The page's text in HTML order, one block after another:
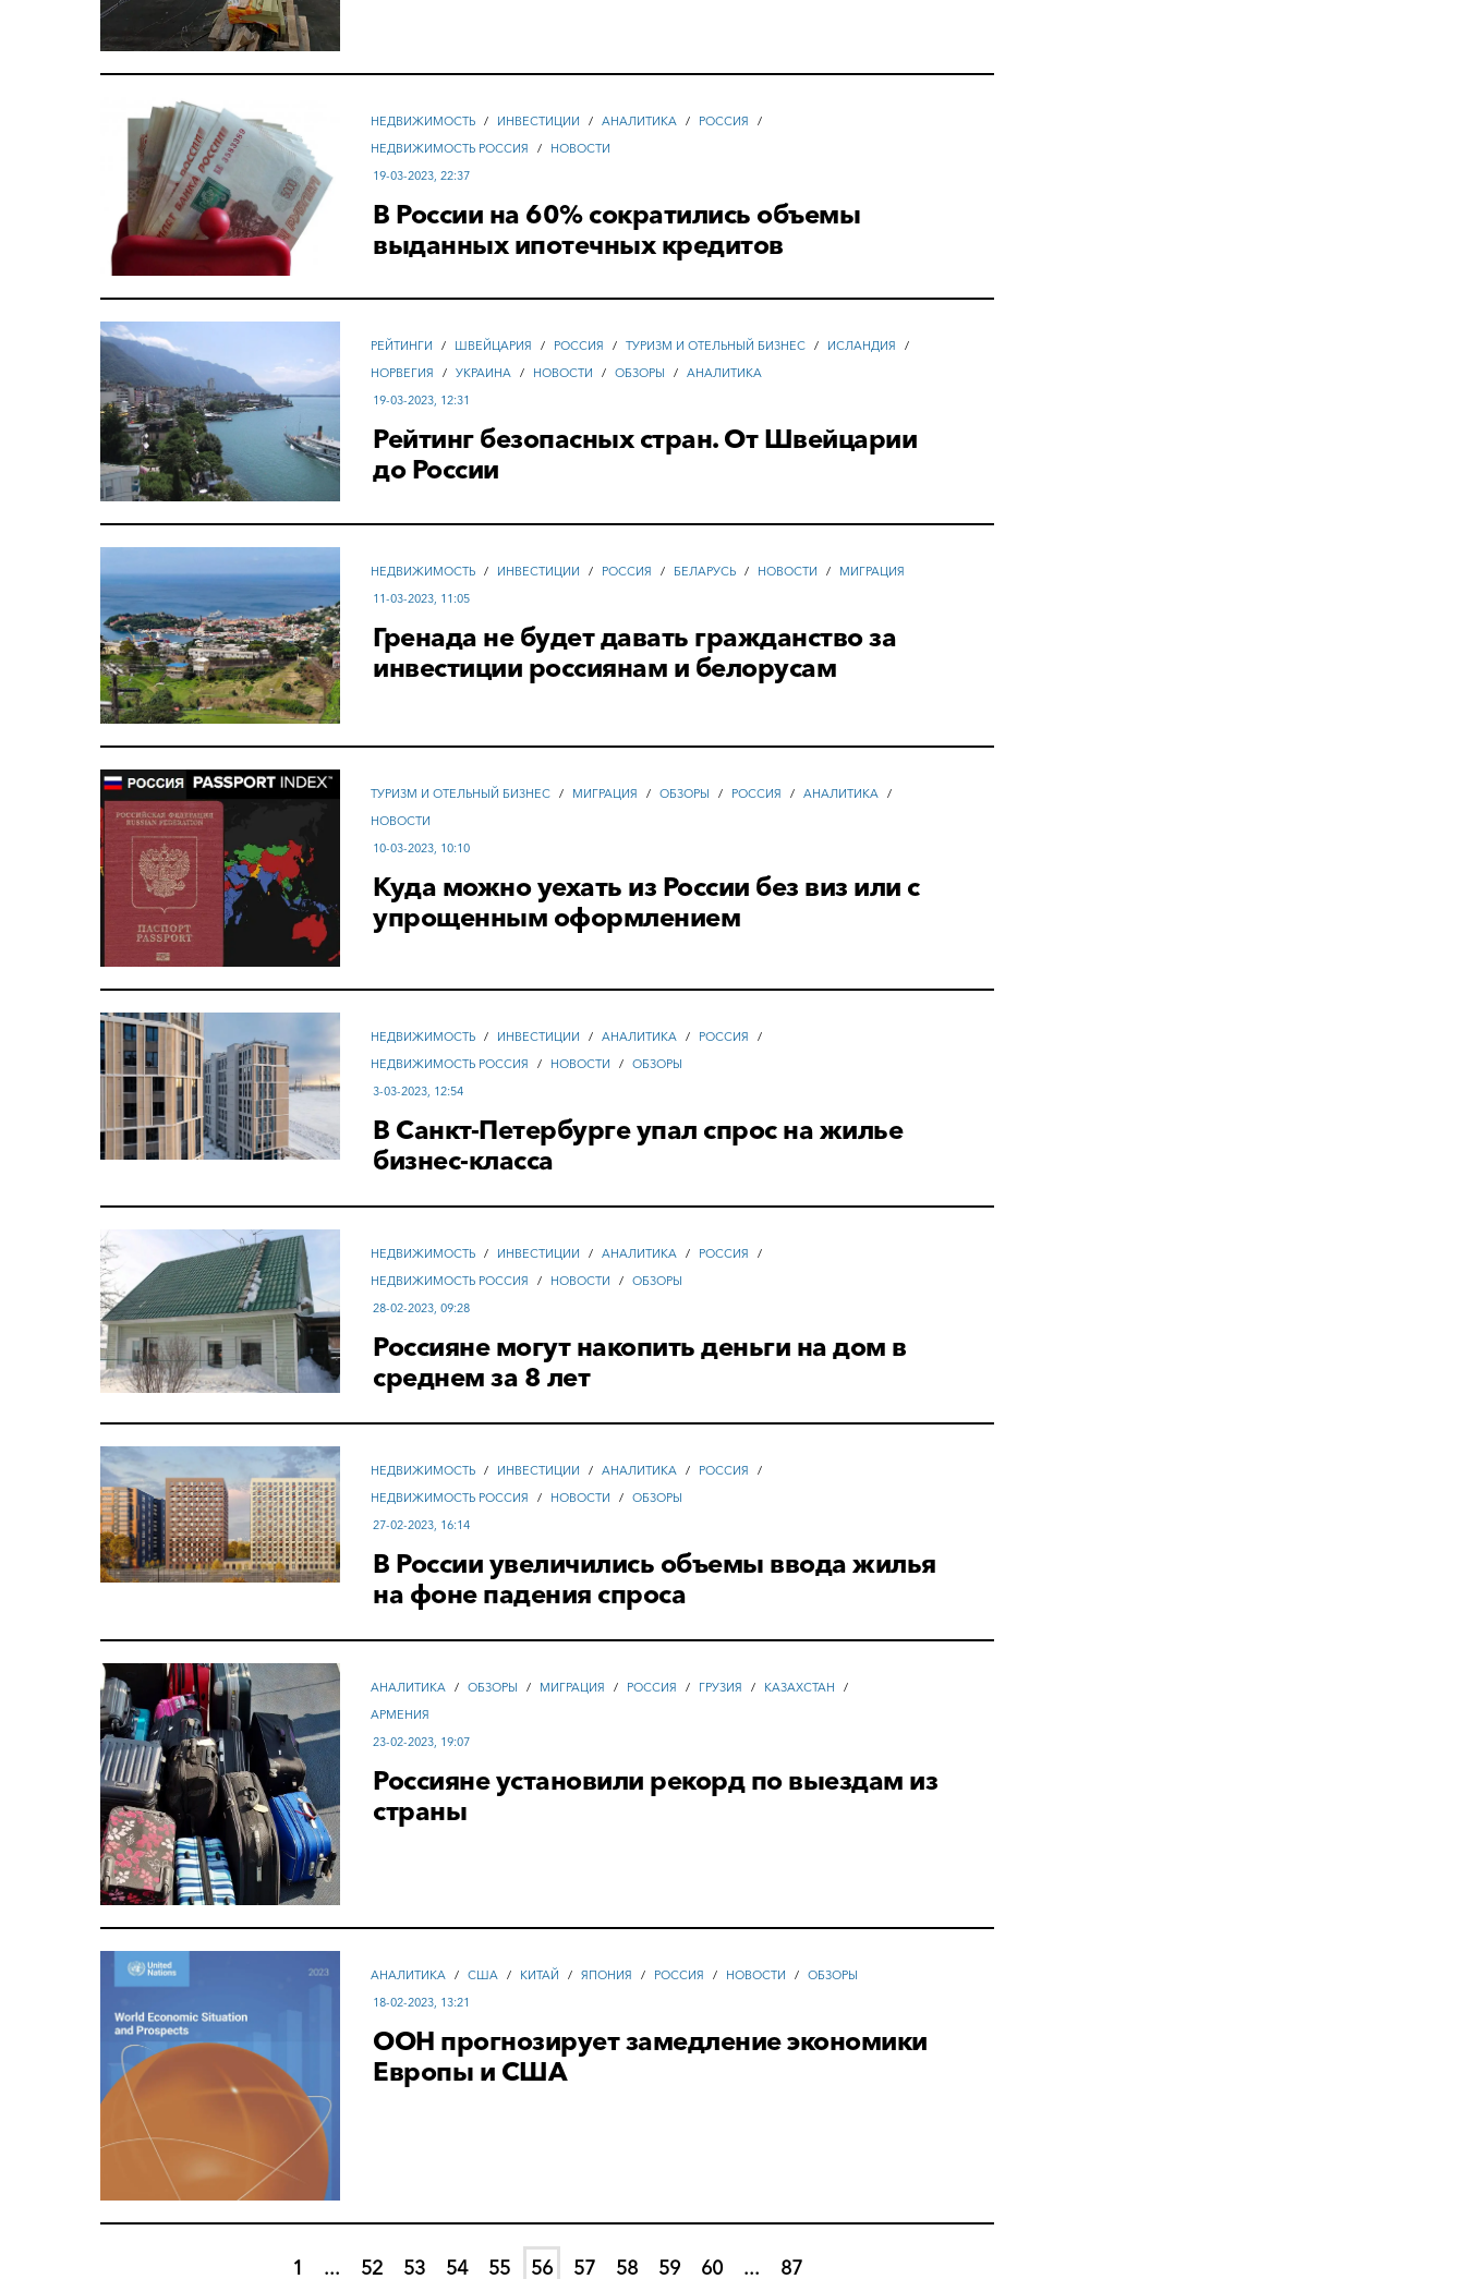
НЕДВИЖИМОСТЬ / ИНВЕСТИЦИИ / АНАЛИТИКА / РОССИЯ
/
НЕДВИЖИМОСТЬ РОССИЯ
/
НОВОСТИ
19-03-2023, 22:37
В России на 60% сократились объемы
выданных ипотечных кредитов
РЕЙТИНГИ / ШВЕЙЦАРИЯ / РОССИЯ / ТУРИЗМ И ОТЕЛЬНЫЙ БИЗНЕС / ИСЛАНДИЯ
/
НОРВЕГИЯ
/ УКРАИНА / НОВОСТИ / ОБЗОРЫ / АНАЛИТИКА
19-03-2023, 12:31
Рейтинг безопасных стран. От Швейцарии
до России
НЕДВИЖИМОСТЬ / ИНВЕСТИЦИИ / РОССИЯ / БЕЛАРУСЬ / НОВОСТИ /
МИГРАЦИЯ
11-03-2023, 11:05
Гренада не будет давать гражданство за
инвестиции россиянам и белорусам
ТУРИЗМ И ОТЕЛЬНЫЙ БИЗНЕС / МИГРАЦИЯ / ОБЗОРЫ / РОССИЯ / АНАЛИТИКА /
НОВОСТИ
10-03-2023, 10:10
Куда можно уехать из России без виз или с
упрощенным оформлением
НЕДВИЖИМОСТЬ / ИНВЕСТИЦИИ / АНАЛИТИКА / РОССИЯ
/
НЕДВИЖИМОСТЬ РОССИЯ
/ НОВОСТИ / ОБЗОРЫ
3-03-2023, 12:54
В Санкт-Петербурге упал спрос на жилье
бизнес-класса
НЕДВИЖИМОСТЬ / ИНВЕСТИЦИИ / АНАЛИТИКА / РОССИЯ
/
НЕДВИЖИМОСТЬ РОССИЯ
/ НОВОСТИ / ОБЗОРЫ
28-02-2023, 09:28
Россияне могут накопить деньги на дом в
среднем за 8 лет
НЕДВИЖИМОСТЬ / ИНВЕСТИЦИИ / АНАЛИТИКА / РОССИЯ
/
НЕДВИЖИМОСТЬ РОССИЯ
/ НОВОСТИ / ОБЗОРЫ
27-02-2023, 16:14
В России увеличились объемы ввода жилья
на фоне падения спроса
АНАЛИТИКА / ОБЗОРЫ / МИГРАЦИЯ / РОССИЯ / ГРУЗИЯ / КАЗАХСТАН
/
АРМЕНИЯ
23-02-2023, 19:07
Россияне установили рекорд по выездам из
страны
АНАЛИТИКА / США / КИТАЙ / ЯПОНИЯ / РОССИЯ / НОВОСТИ / ОБЗОРЫ
18-02-2023, 13:21
ООН прогнозирует замедление экономики
Европы и США
1 ... 52 53 54 55 56 57 58 59 60 ... 87